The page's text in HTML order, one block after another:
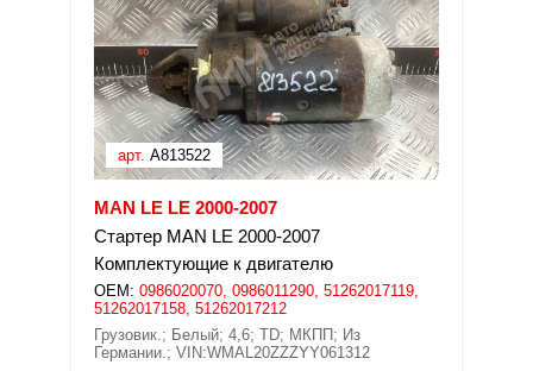
арт. A813522
MAN LE LE 2000-2007
Стартер MAN LE 2000-2007
Комплектующие к двигателю
OEM: 0986020070, 0986011290, 51262017119,
51262017158, 51262017212
Грузовик.; Белый; 4,6; TD; МКПП; Из
Германии.; VIN:WMAL20ZZZYY061312